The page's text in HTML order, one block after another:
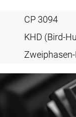
CP 3094
KHD (Bird-